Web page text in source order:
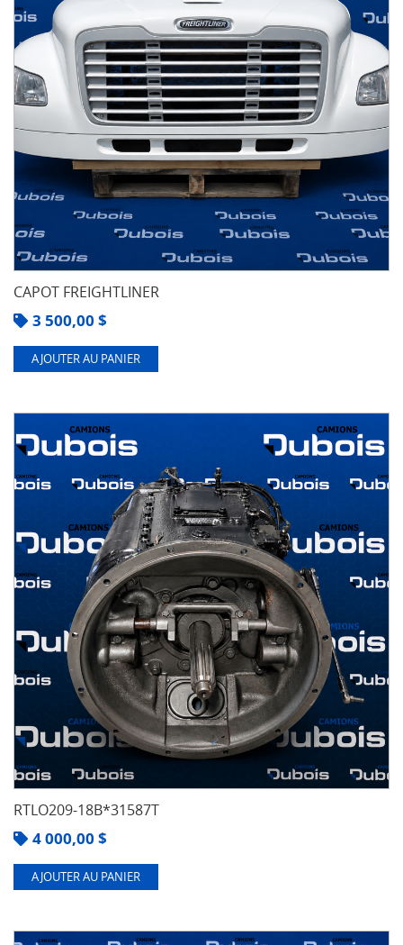
CAPOT FREIGHTLINER
3 500,00 $
AJOUTER AU PANIER
RTLO209-18B*31587T
4 000,00 $
AJOUTER AU PANIER